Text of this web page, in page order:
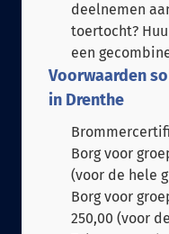
deelnemen
toertocht?
een
Voorwaarden
in Drenthe
Borg voor
(voor de hele
Borg voor
250,00 (voor